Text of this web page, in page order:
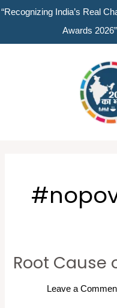
“Recognizing India’s Real
Awards 2026”
Skip
Root Cause
Leave a
Root